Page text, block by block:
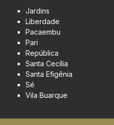
Jardins
Liberdade
Pacaembu
Pari
República
Santa Cecília
Santa Efigênia
Sé
Vila Buarque